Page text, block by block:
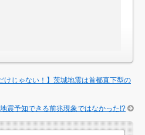
けじゃない！】茨城地震は首都直下型の
震予知できる前兆現象ではなかった!?